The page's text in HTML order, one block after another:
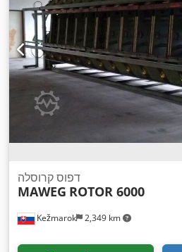
Kežmarok 2,349 km
דפוס קרוסלה
MAWEG ROTOR 6000